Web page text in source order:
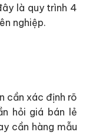
là quy trình 4
nghiệp.
cần xác định rõ
hỏi giá bán lẻ
cần hàng mẫu